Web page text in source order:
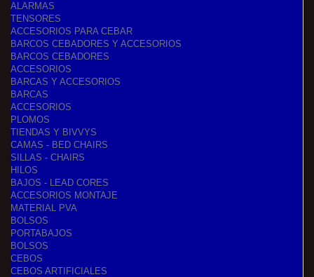
ALARMAS
TENSORES
ACCESORIOS PARA CEBAR
BARCOS CEBADORES Y ACCESORIOS
BARCOS CEBADORES
ACCESORIOS
BARCAS Y ACCESORIOS
BARCAS
ACCESORIOS
PLOMOS
TIENDAS Y BIVVYS
CAMAS - BED CHAIRS
SILLAS - CHAIRS
HILOS
BAJOS - LEAD CORES
ACCESORIOS MONTAJE
MATERIAL PVA
BOLSOS
PORTABAJOS
BOLSOS
CEBOS
CEBOS ARTIFICIALES